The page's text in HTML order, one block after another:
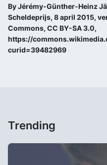
By Jérémy-Günther-Heinz
Scheldeprijs, 8 april 2015,
Commons, CC BY-SA 3.0,
https://
curid=39482969
Trending